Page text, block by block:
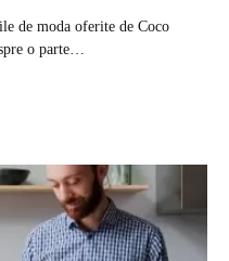
de moda oferite de Coco
o parte…